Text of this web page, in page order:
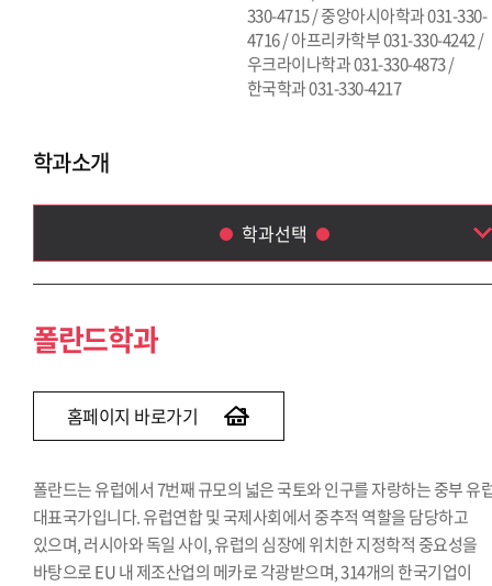
330-4715 / 중앙아시아학과 031-330-
4716 / 아프리카학부 031-330-4242 /
우크라이나학과 031-330-4873 /
한국학과 031-330-4217
학과소개
학과선택
폴란드학과
세르비아·크로아티아학과
그리스·불가리아학과
아프리카학부
우크라이나학과
한국학과
폴란드학과
홈페이지 바로가기
폴란드는 유럽에서 7번째 규모의 넓은 국토와 인구를 자랑하는 중부 유
대표국가입니다. 유럽연합 및 국제사회에서 중추적 역할을 담당하고
있으며, 러시아와 독일 사이, 유럽의 심장에 위치한 지정학적 중요성을
바탕으로 EU 내 제조산업의 메카로 각광받으며, 314개의 한국기업이